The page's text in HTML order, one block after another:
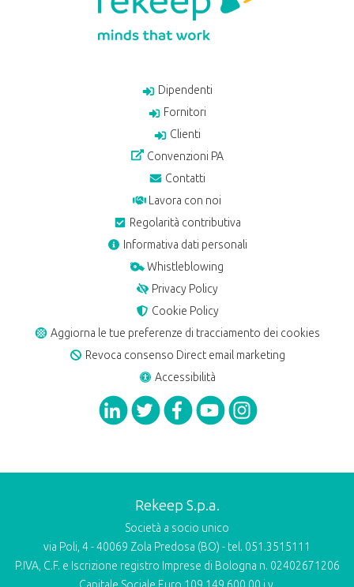
Dipendenti
Fornitori
Clienti
Convenzioni PA
Contatti
Lavora con noi
Regolarità contributiva
Informativa dati personali
Whistleblowing
Privacy Policy
Cookie Policy
Aggiorna le tue preferenze di tracciamento dei cookies
Revoca consenso Direct email marketing
Accessibilità
Rekeep S.p.a.
Società a socio unico
via Poli, 4 - 40069 Zola Predosa (BO) - tel. 051.3515111
P.IVA, C.F. e Iscrizione registro Imprese di Bologna n. 02402671206